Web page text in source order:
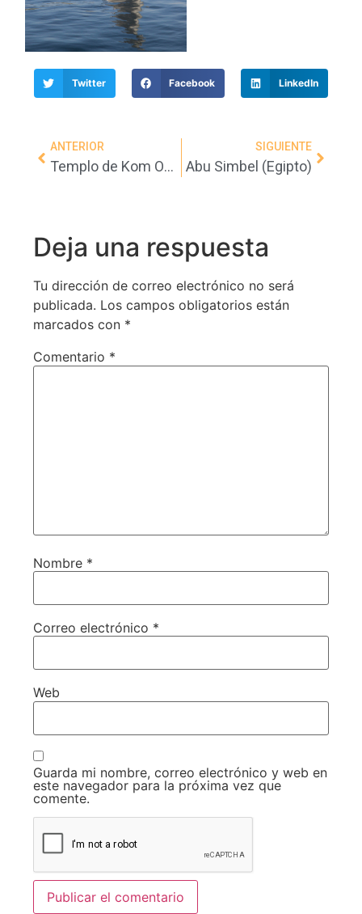
Twitter Facebook LinkedIn
ANTERIOR
Templo de Kom Ombo (Egipto)
SIGUIENTE
Abu Simbel (Egipto)
Deja una respuesta
Tu dirección de correo electrónico no será
publicada. Los campos obligatorios están
marcados con *
Comentario *
Nombre *
Correo electrónico *
Web
Guarda mi nombre, correo electrónico y web en
este navegador para la próxima vez que
comente.